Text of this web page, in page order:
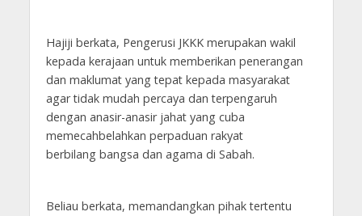
Hajiji berkata, Pengerusi JKKK merupakan wakil
kepada kerajaan untuk memberikan penerangan
dan maklumat yang tepat kepada masyarakat
agar tidak mudah percaya dan terpengaruh
dengan anasir-anasir jahat yang cuba
memecahbelahkan perpaduan rakyat
berbilang bangsa dan agama di Sabah.
Beliau berkata, memandangkan pihak tertentu